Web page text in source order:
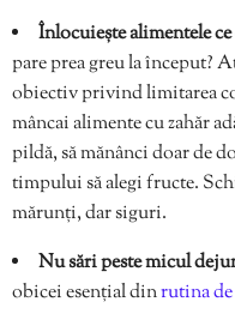
Înlocuiește alimentele
pare prea greu la început?
obiectiv privind limitarea
mâncai alimente cu zahăr
pildă, să mănânci doar de
timpului să alegi fructe.
mărunți, dar siguri.
Nu sări peste micul
obicei esențial dinrutina